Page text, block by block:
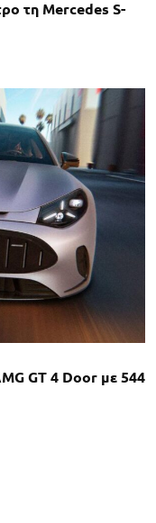
τη Mercedes S-
GT 4 Door με 544